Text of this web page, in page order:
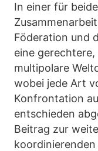
In einer für
Föderation und
eine
multipolare
wobei jede Art
Konfrontation
entschieden
Beitrag zur